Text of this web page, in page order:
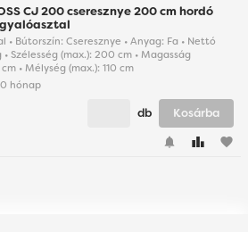
CJ 200 cseresznye 200 cm hordó
• Bútorszín: Cseresznye • Anyag: Fa • Nettó
• Szélesség (max.): 200 cm • Magasság
• Mélység (max.): 110 cm
hónap
favorite
db Kosárba